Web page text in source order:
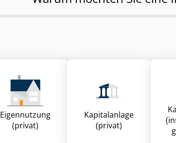
Eigennutzung
(privat)
Kapitalanlage
(privat)